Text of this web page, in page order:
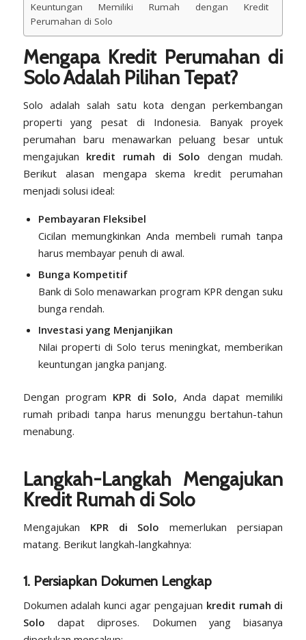
Keuntungan Memiliki Rumah dengan Kredit
Perumahan di Solo
Mengapa Kredit Perumahan di
Solo Adalah Pilihan Tepat?
Solo adalah salah satu kota dengan perkembangan
properti yang pesat di Indonesia. Banyak proyek
perumahan baru menawarkan peluang besar untuk
mengajukan kredit rumah di Solo dengan mudah.
Berikut alasan mengapa skema kredit perumahan
menjadi solusi ideal:
Pembayaran Fleksibel
Cicilan memungkinkan Anda membeli rumah tanpa
harus membayar penuh di awal.
Bunga Kompetitif
Bank di Solo menawarkan program KPR dengan suku
bunga rendah.
Investasi yang Menjanjikan
Nilai properti di Solo terus meningkat, memberikan
keuntungan jangka panjang.
Dengan program KPR di Solo, Anda dapat memiliki
rumah pribadi tanpa harus menunggu bertahun-tahun
menabung.
Langkah-Langkah Mengajukan
Kredit Rumah di Solo
Mengajukan KPR di Solo memerlukan persiapan
matang. Berikut langkah-langkahnya:
1. Persiapkan Dokumen Lengkap
Dokumen adalah kunci agar pengajuan kredit rumah di
Solo dapat diproses. Dokumen yang biasanya